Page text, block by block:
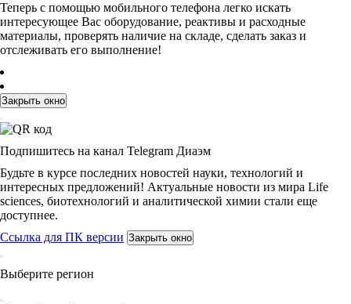
Теперь с помощью мобильного телефона легко искать
интересующее Вас оборудование, реактивы и расходные
материалы, проверять наличие на складе, сделать заказ и
отслеживать его выполнение!
Закрыть окно
Подпишитесь на канал Telegram Диаэм
Будьте в курсе последних новостей науки, технологий и
интересных предложений! Актуальные новости из мира Life
sciences, биотехнологий и аналитической химии стали еще
доступнее.
Ссылка для ПК версии Закрыть окно
Выберите регион